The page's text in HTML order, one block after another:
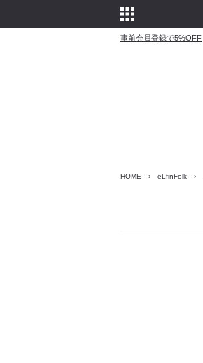
事前会員登録で5%OFF
HOME › eLfinFolk ›